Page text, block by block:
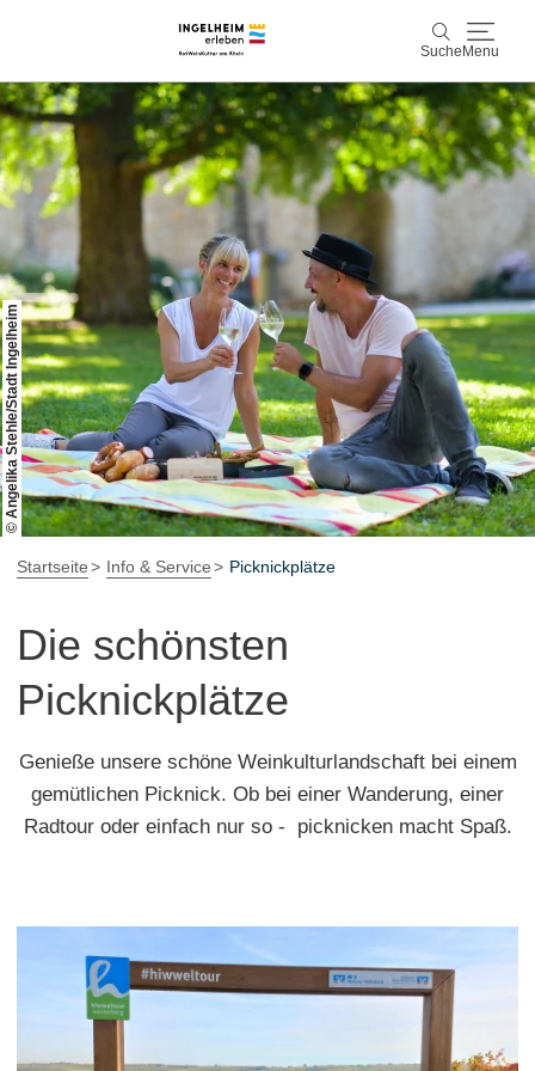
Suche Menu
Suche
Entdecken & Erleben
Wein & Genuss
Kaiserpfalz, Kunst & Kultur
Planen & Buchen
Info & Service
Leichte SpracheUnterkünfteErlebnisse buchen
© Angelika Stehle/Stadt Ingelheim
Startseite Info & Service Picknickplätze
Die schönsten
Picknickplätze
Genieße unsere schöne Weinkulturlandschaft bei einem
gemütlichen Picknick. Ob bei einer Wanderung, einer
Radtour oder einfach nur so - picknicken macht Spaß.